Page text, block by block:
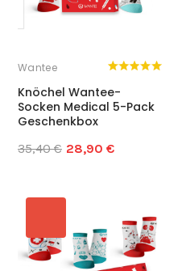
Wantee
Knöchel Wantee-
Socken Medical 5-Pack
Geschenkbox
35,40 € 28,90 €